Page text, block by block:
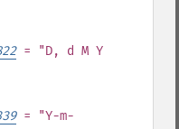
= "D, d M Y
= "Y-m-